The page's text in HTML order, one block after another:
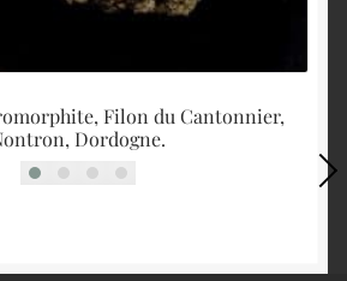
Filon du Cantonnier,
Dordogne.